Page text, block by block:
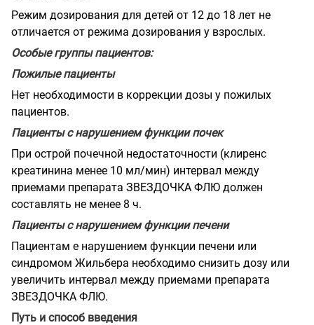
Режим дозирования для детей от 12 до 18 лет не
отличается от режима дозирования у взрослых.
Особые группы пациентов:
Пожилые пациенты
Нет необходимости в коррекции дозы у пожилых
пациентов.
Пациенты с нарушением функции почек
При острой почечной недостаточности (клиренс
креатинина менее 10 мл/мин) интервал между
приемами препарата ЗВЕЗДОЧКА ФЛЮ должен
составлять не менее 8 ч.
Пациенты с нарушением функции печени
Пациентам е нарушением функции печени или
синдромом Жильбера необходимо снизить дозу или
увеличить интервал между приемами препарата
ЗВЕЗДОЧКА ФЛЮ.
Путь и способ введения